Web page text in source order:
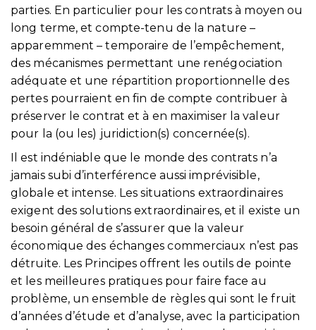
parties. En particulier pour les contrats à moyen ou
long terme, et compte-tenu de la nature –
apparemment – temporaire de l’empêchement,
des mécanismes permettant une renégociation
adéquate et une répartition proportionnelle des
pertes pourraient en fin de compte contribuer à
préserver le contrat et à en maximiser la valeur
pour la (ou les) juridiction(s) concernée(s).
Il est indéniable que le monde des contrats n’a
jamais subi d’interférence aussi imprévisible,
globale et intense. Les situations extraordinaires
exigent des solutions extraordinaires, et il existe un
besoin général de s’assurer que la valeur
économique des échanges commerciaux n’est pas
détruite. Les Principes offrent les outils de pointe
et les meilleures pratiques pour faire face au
problème, un ensemble de règles qui sont le fruit
d’années d’étude et d’analyse, avec la participation